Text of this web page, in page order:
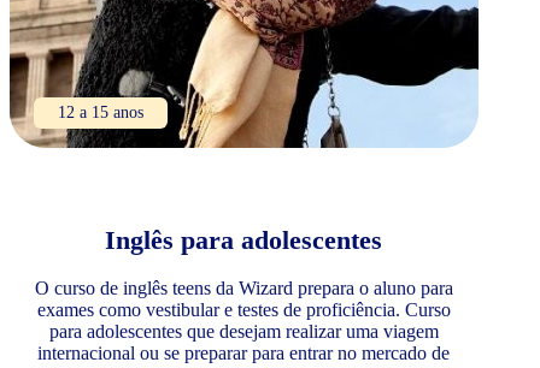
12 a 15 anos
Inglês para adolescentes
O curso de inglês teens da Wizard prepara o aluno para
exames como vestibular e testes de proficiência. Curso
para adolescentes que desejam realizar uma viagem
internacional ou se preparar para entrar no mercado de